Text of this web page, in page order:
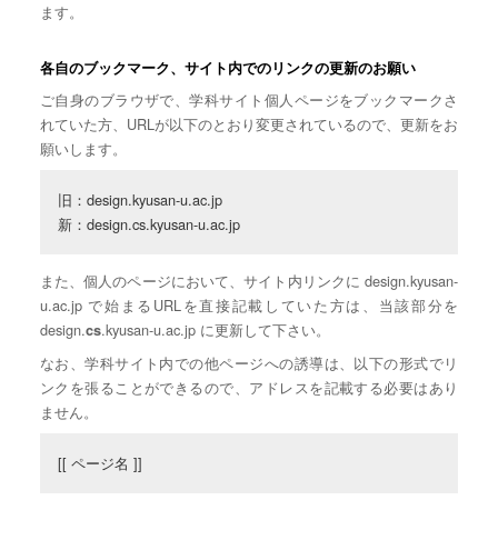
ます。
各自のブックマーク、サイト内でのリンクの更新のお願い
ご自身のブラウザで、学科サイト個人ページをブックマークさ
れていた方、URLが以下のとおり変更されているので、更新をお
願いします。
旧：design.kyusan-u.ac.jp
新：design.cs.kyusan-u.ac.jp
また、個人のページにおいて、サイト内リンクに design.kyusan-
u.ac.jp で始まるURLを直接記載していた方は、当該部分を
design.cs.kyusan-u.ac.jp に更新して下さい。
なお、学科サイト内での他ページへの誘導は、以下の形式でリ
ンクを張ることができるので、アドレスを記載する必要はあり
ません。
[[ ページ名 ]]